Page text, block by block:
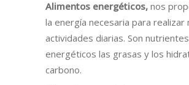
Alimentos energéticos, nos
la energía necesaria para realizar
actividades diarias. Son nutrientes
energéticos las grasas y los
carbono.